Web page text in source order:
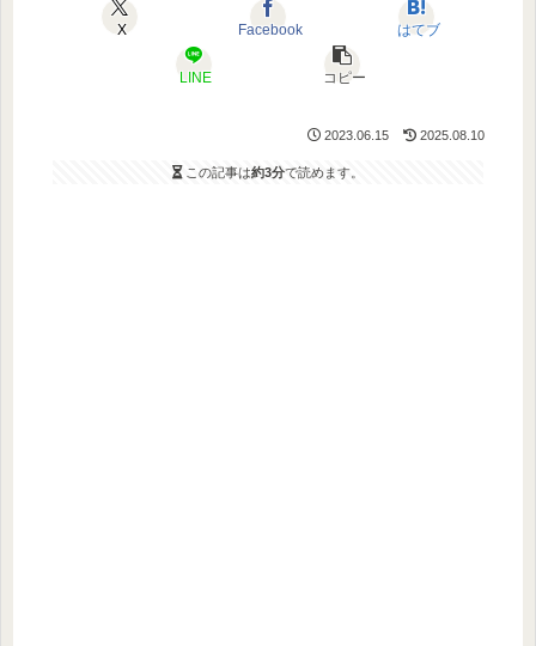
X Facebook はてブ
LINE コピー
2023.06.15 2025.08.10
この記事は約3分で読めます。